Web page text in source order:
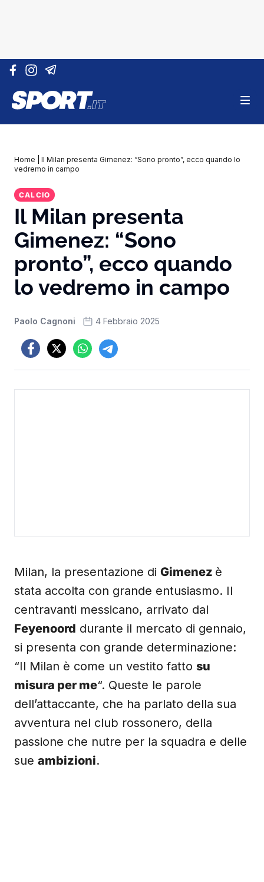
Vai al contenuto
Home
Il Milan presenta Gimenez: “Sono pronto”, ecco quando lo
vedremo in campo
CALCIO
Il Milan presenta
Gimenez: “Sono
pronto”, ecco quando
lo vedremo in campo
Paolo Cagnoni 4 Febbraio 2025
Milan, la presentazione di Gimenez è
stata accolta con grande entusiasmo. Il
centravanti messicano, arrivato dal
Feyenoord durante il mercato di gennaio,
si presenta con grande determinazione:
“Il Milan è come un vestito fatto su
misura per me“. Queste le parole
dell’attaccante, che ha parlato della sua
avventura nel club rossonero, della
passione che nutre per la squadra e delle
sue ambizioni.